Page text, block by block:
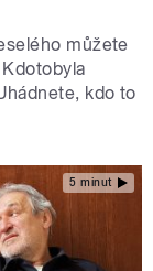
můžete
kdo to
5 minut